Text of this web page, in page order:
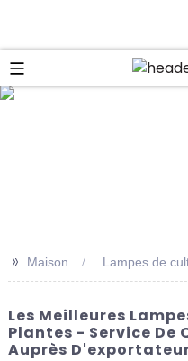
>> Maison Lampes de
Les Meilleures
Plantes - Service De
Auprès